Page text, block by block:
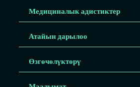
Медициналык адистиктер
Атайын дарылоо
Өзгөчөлүктөрү